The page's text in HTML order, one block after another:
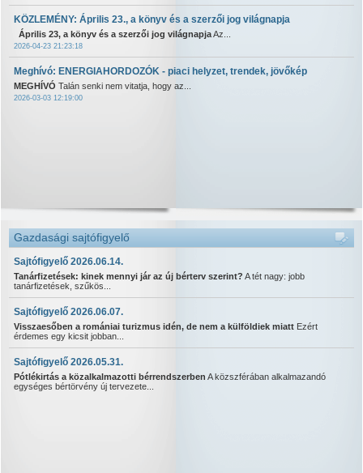
KÖZLEMÉNY: Április 23., a könyv és a szerzői jog világnapja
Április 23, a könyv és a szerzői jog világnapjaAz...
2026-04-23 21:23:18
Meghívó: ENERGIAHORDOZÓK - piaci helyzet, trendek, jövőkép
MEGHÍVÓ Talán senki nem vitatja, hogy az...
2026-03-03 12:19:00
Gazdasági sajtófigyelő
Sajtófigyelő 2026.06.14.
Tanárfizetések: kinek mennyi jár az új bérterv szerint? A tét nagy: jobb
tanárfizetések, szűkös...
Sajtófigyelő 2026.06.07.
Visszaesőben a romániai turizmus idén, de nem a külföldiek miatt Ezért
érdemes egy kicsit jobban...
Sajtófigyelő 2026.05.31.
Pótlékirtás a közalkalmazotti bérrendszerben A közszférában alkalmazandó
egységes bértörvény új tervezete...